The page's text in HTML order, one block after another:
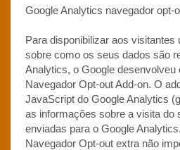
Google Analytics navegador opt-
Para disponibilizar aos visitantes
sobre como os seus dados são
Analytics, o Google desenvolveu
Navegador Opt-out Add-on. O
JavaScript do Google Analytics
as informações sobre a visita do
enviadas para o Google
Navegador Opt-out extra não